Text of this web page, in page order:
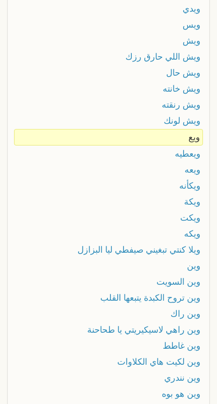
ويدي
ويس
ويش
ويش اللي حارق رزك
ويش حال
ويش خانته
ويش رنقته
ويش لونك
ويع
ويعطيه
ويعه
ويكأنه
ويكة
ويكت
ويكه
ويلا كنتي تبغيني صيفطي ليا البزازل
وين
وين السويت
وين تروح الكبدة يتبعها القلب
وين راك
وين راهي لاسيكيريتي يا طحاحنة
وين غاطط
وين لكيت هاي الكلاوات
وين نندري
وين هو بوه